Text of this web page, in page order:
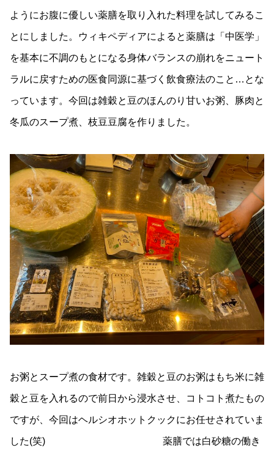
ようにお腹に優しい薬膳を取り入れた料理を試してみるこ
とにしました。ウィキペディアによると薬膳は「中医学」
を基本に不調のもとになる身体バランスの崩れをニュート
ラルに戻すための医食同源に基づく飲食療法のこと…とな
っています。今回は雑穀と豆のほんのり甘いお粥、豚肉と
冬瓜のスープ煮、枝豆豆腐を作りました。
お粥とスープ煮の食材です。雑穀と豆のお粥はもち米に雑
穀と豆を入れるので前日から浸水させ、コトコト煮たもの
ですが、今回はヘルシオホットクックにお任せされていま
した(笑) 薬膳では白砂糖の働き